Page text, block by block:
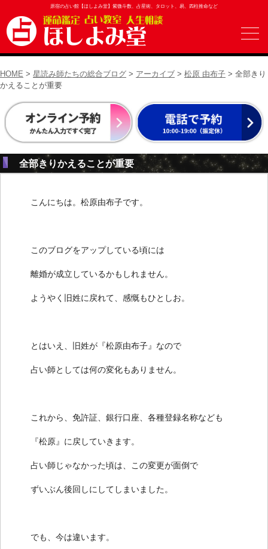
原宿の占い館【ほしよみ堂】紫微斗数、占星術、タロット、易、四柱推命など
HOME > 星読み師たちの総合ブログ > アーカイブ > 松原 由布子 > 全部きり
かえることが重要
全部きりかえることが重要
こんにちは。松原由布子です。
このブログをアップしている頃には
離婚が成立しているかもしれません。
ようやく旧姓に戻れて、感慨もひとしお。
とはいえ、旧姓が『松原由布子』なので
占い師としては何の変化もありません。
これから、免許証、銀行口座、各種登録名称なども
『松原』に戻していきます。
占い師じゃなかった頃は、この変更が面倒で
ずいぶん後回しにしてしまいました。
でも、今は違います。